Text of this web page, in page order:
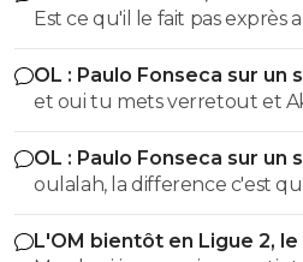
Est ce qu'il le fait pas exprès
Même si on peux se douter
fait terminé, si on continu
catastrophe.
OL : Paulo Fonseca sur un
et oui tu mets verretout et
sont plus sur le terrain et tu
OL : Paulo Fonseca sur un
oulalah, la difference c'est
été vérifier. 55eme donc 35
au lieu de 75, quel
L'OM bientôt en Ligue 2,